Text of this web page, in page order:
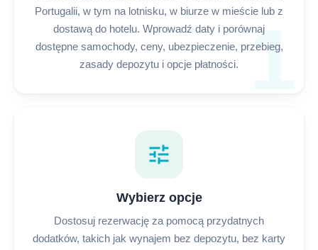
1
Portugalii, w tym na lotnisku, w biurze w mieście lub z
dostawą do hotelu. Wprowadź daty i porównaj
dostępne samochody, ceny, ubezpieczenie, przebieg,
zasady depozytu i opcje płatności.
tune
Wybierz opcje
Dostosuj rezerwację za pomocą przydatnych
dodatków, takich jak wynajem bez depozytu, bez karty